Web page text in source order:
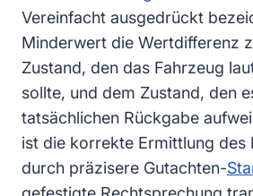
Vereinfacht ausgedrückt
Minderwert die Wertdifferenz
Zustand, den das Fahrzeug
sollte, und dem Zustand, den
tatsächlichen Rückgabe
ist die korrekte Ermittlung des
durch präzisere Gutachten-